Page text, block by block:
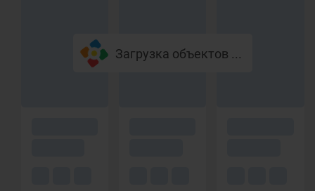
Загрузка объектов ...